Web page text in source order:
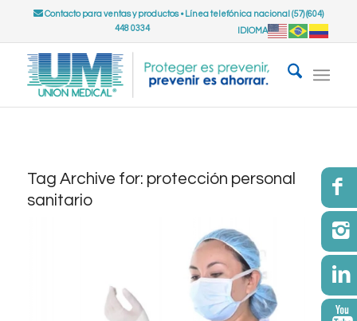
Contacto para ventas y productos• Línea telefónica nacional (57) (604)
448 0334
IDIOMA
Tag Archive for: protección personal
sanitario